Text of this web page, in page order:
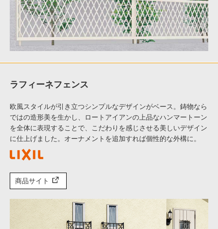
ラフィーネフェンス
欧風スタイルが引き立つシンプルなデザインがベース。鋳物なら
ではの造形美を生かし、ロートアイアンの上品なハンマートーン
を全体に表現することで、こだわりを感じさせる美しいデザイン
に仕上げました。オーナメントを追加すれば個性的な外構に。
商品サイト